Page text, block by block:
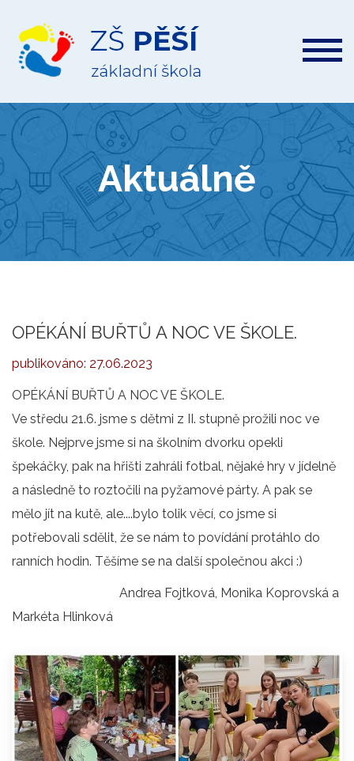
ZŠ
Pěší
Aktuálně
OPÉKÁNÍ BUŘTŮ A NOC VE ŠKOLE.
publikováno: 27.06.2023
OPÉKÁNÍ BUŘTŮ A NOC VE ŠKOLE.
Ve středu 21.6. jsme s dětmi z II. stupně prožili noc ve
škole. Nejprve jsme si na školním dvorku opekli
špekáčky, pak na hřišti zahráli fotbal, nějaké hry v jídelně
a následně to roztočili na pyžamové párty. A pak se
mělo jít na kutě, ale....bylo tolik věcí, co jsme si
potřebovali sdělit, že se nám to povídání protáhlo do
ranních hodin. Těšíme se na další společnou akci :)
Andrea Fojtková, Monika Koprovská a
Markéta Hlinková